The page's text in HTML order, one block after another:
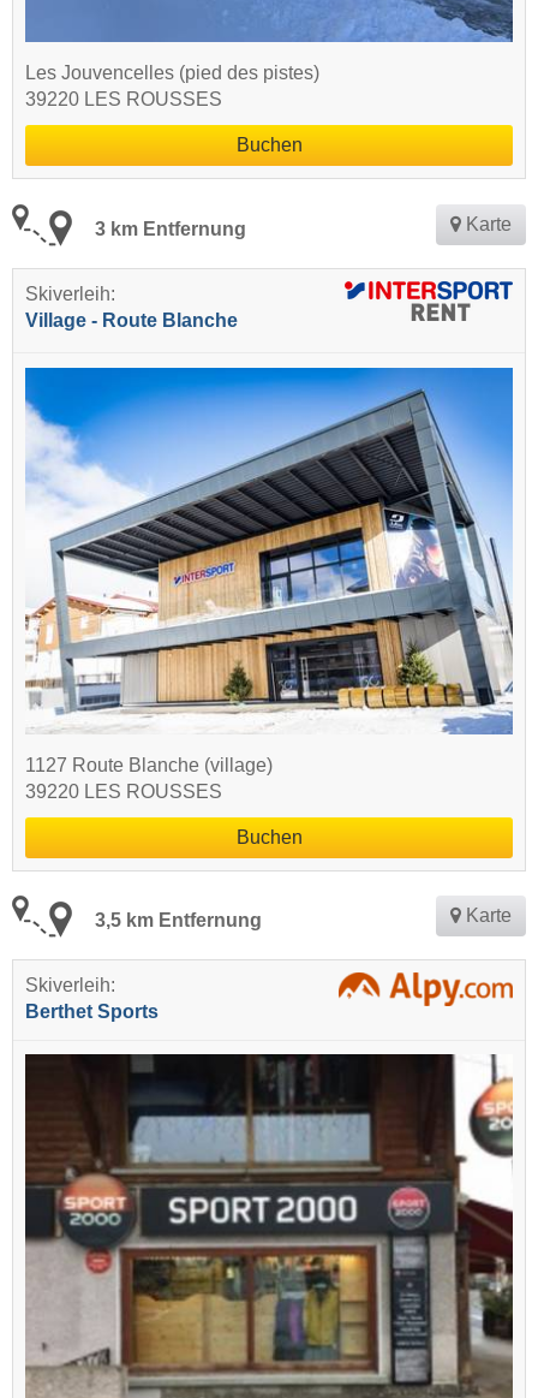
Les Jouvencelles (pied des pistes)
39220 LES ROUSSES
Buchen
3 km Entfernung Karte
Skiverleih:
Village - Route Blanche
1127 Route Blanche (village)
39220 LES ROUSSES
Buchen
3,5 km Entfernung Karte
Skiverleih:
Berthet Sports